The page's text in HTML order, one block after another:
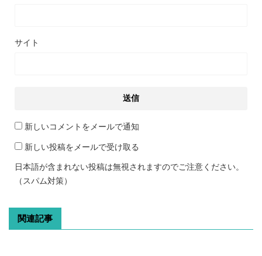
サイト
新しいコメントをメールで通知
新しい投稿をメールで受け取る
日本語が含まれない投稿は無視されますのでご注意ください。
（スパム対策）
関連記事